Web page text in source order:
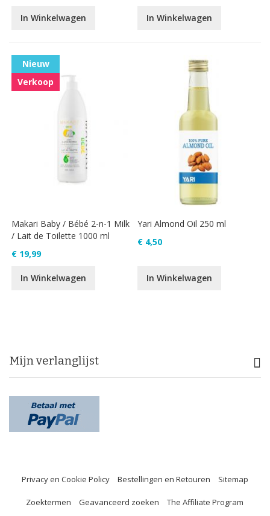
In Winkelwagen In Winkelwagen
Nieuw
Verkoop
Makari Baby / Bébé 2-n-1 Milk
/ Lait de Toilette 1000 ml
€ 19,99
In Winkelwagen
Yari Almond Oil 250 ml
€ 4,50
In Winkelwagen
Mijn verlanglijst
Privacy en Cookie Policy Bestellingen en Retouren Sitemap
Zoektermen Geavanceerd zoeken The Affiliate Program